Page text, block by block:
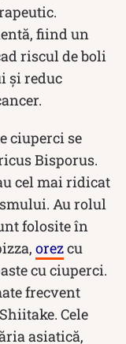
fiind un
riscul de boli
și reduc
ciuperci se
Bisporus.
cel mai ridicat
Au rolul
folosite în
orezcu
cu ciuperci.
frecvent
Cele
asiatică,